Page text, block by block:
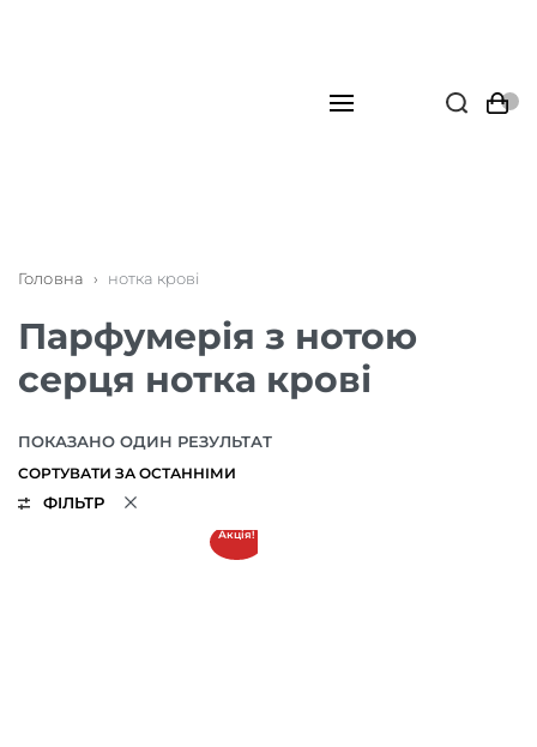
Головна › нотка крові
Парфумерія з нотою
серця нотка крові
ПОКАЗАНО ОДИН РЕЗУЛЬТАТ
ФІЛЬТР
Акція!